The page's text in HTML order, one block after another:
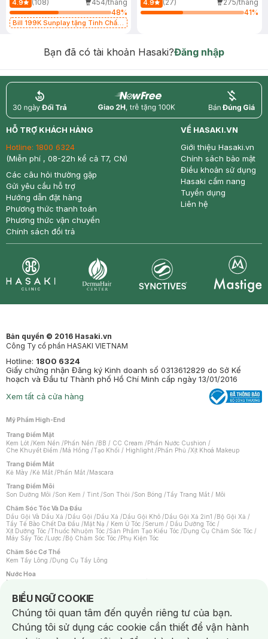
4.9 (108)
454/tháng
48%
Bill 199K Sunplay tặng Tinh Chất
4.9 (27)
275/tháng
41%
Bạn đã có tài khoản Hasaki?Đăng nhập
return nowfree price
HỖ TRỢ KHÁCH HÀNG
Hotline: 1800 6324
(Miễn phí , 08-22h kể cả T7, CN)
Các câu hỏi thường gặp
Gửi yêu cầu hỗ trợ
Hướng dẫn đặt hàng
Phương thức thanh toán
Phương thức vận chuyển
Chính sách đổi trả
VỀ HASAKI.VN
Giới thiệu Hasaki.vn
Chính sách bảo mật
Điều khoản sử dụng
Hasaki cẩm nang
Tuyển dụng
Liên hệ
Bản quyền © 2016 Hasaki.vn
Công Ty cổ phần HASAKI VIETNAM
Hotline: 1800 6324
Giấy chứng nhận Đăng ký Kinh doanh số 0313612829 do Sở Kế
hoạch và Đầu tư Thành phố Hồ Chí Minh cấp ngày 13/01/2016
Xem tất cả cửa hàng
Mỹ Phẩm High-End
Trang Điểm Mặt
Kem Lót /Kem Nền /Phấn Nền /BB / CC Cream /Phấn Nước Cushion /
Che Khuyết Điểm /Má Hồng /Tạo Khối / Highlight /Phấn Phủ /Xịt Khoá Makeup
Trang Điểm Mắt
Kẻ Mày /Kẻ Mắt /Phấn Mắt /Mascara
Trang Điểm Môi
Son Dưỡng Môi /Son Kem / Tint /Son Thỏi /Son Bóng /Tẩy Trang Mắt / Môi
Chăm Sóc Tóc Và Da Đầu
Dầu Gội Và Dầu Xả /Dầu Gội /Dầu Xả /Dầu Gội Khô /Dầu Gội Xả 2in1 /Bộ Gội Xả /
Tẩy Tế Bào Chết Da Đầu /Mặt Nạ / Kem Ủ Tóc /Serum / Dầu Dưỡng Tóc /
Xịt Dưỡng Tóc /Thuốc Nhuộm Tóc /Sản Phẩm Tạo Kiểu Tóc /Dụng Cụ Chăm Sóc Tóc /
Máy Sấy Tóc /Lược /Bộ Chăm Sóc Tóc /Phụ Kiện Tóc
Chăm Sóc Cơ Thể
Kem Tẩy Lông /Dụng Cụ Tẩy Lông
Nước Hoa
Nước Hoa Nữ
Chăm Sóc Cá Nhân
Chống Muỗi /Khẩu Trang /Máy Massage/Mặt Nạ Xông Hơi /Nước Rửa Tay/
Sản Phẩm Chăm Sóc Khác /Bàn Chải Đánh Răng /Bàn Chải Điện/
Hỗ Trợ Trắng Răng/Kem Đánh Răng /Máy Tăm Nước/ Nước Súc Miệng/
Tăm / Chỉ Nha Khoa/ Xịt Thơm Miệng / Dung Dịch Vệ Sinh/Dưỡng Vùng Kín/
BIỂU NGỮ COOKIE
Notice about cookies usage
Chúng tôi quan tâm đến quyền riêng tư của bạn.
Chúng tôi sử dụng các cookie cần thiết để vận hành